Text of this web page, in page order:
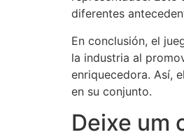
diferentes
En conclusión, el
la industria al
enriquecedora. Así,
en su conjunto.
Deixe um